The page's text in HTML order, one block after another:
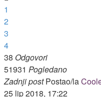
1
2
3
4
38 Odgovori
51931 Pogledano
Zadnji postPostao/la
25 lip 2018, 17:22